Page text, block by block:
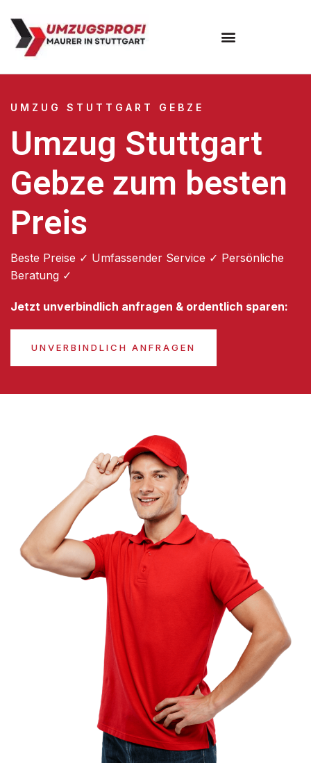
UMZUG STUTTGART GEBZE
Umzug Stuttgart
Gebze zum besten
Preis
Beste Preise ✓ Umfassender Service ✓ Persönliche
Beratung ✓
Jetzt unverbindlich anfragen & ordentlich sparen:
UNVERBINDLICH ANFRAGEN